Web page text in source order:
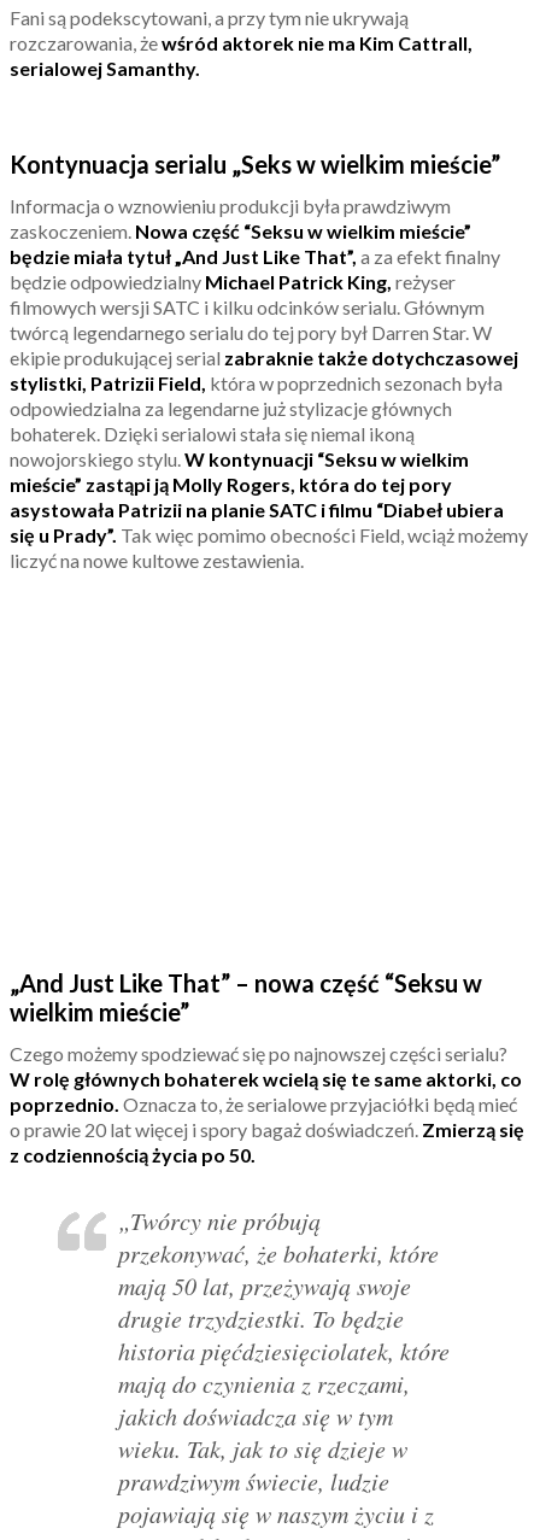
Fani są podekscytowani, a przy tym nie ukrywają
rozczarowania, żewśród aktorek nie ma Kim Cattrall,
serialowej Samanthy.
Kontynuacja serialu „Seks w wielkim mieście”
Informacja o wznowieniu produkcji była prawdziwym
zaskoczeniem. Nowa część “Seksu w wielkim mieście”
będzie miała tytuł „And Just Like That”, a za efekt finalny
będzie odpowiedzialny Michael Patrick King, reżyser
filmowych wersji SATC i kilku odcinków serialu. Głównym
twórcą legendarnego serialu do tej pory był Darren Star. W
ekipie produkującej serial zabraknie także dotychczasowej
stylistki, Patrizii Field, która w poprzednich sezonach była
odpowiedzialna za legendarne już stylizacje głównych
bohaterek. Dzięki serialowi stała się niemal ikoną
nowojorskiego stylu.W kontynuacji “Seksu w wielkim
mieście” zastąpi ją Molly Rogers, która do tej pory
asystowała Patrizii na planie SATC i filmu “Diabeł ubiera
się u Prady”. Tak więc pomimo obecności Field, wciąż możemy
liczyć na nowe kultowe zestawienia.
„And Just Like That” – nowa część “Seksu w
wielkim mieście”
Czego możemy spodziewać się po najnowszej części serialu?
W rolę głównych bohaterek wcielą się te same aktorki, co
poprzednio. Oznacza to, że serialowe przyjaciółki będą mieć
o prawie 20 lat więcej i spory bagaż doświadczeń. Zmierzą się
z codziennością życia po 50.
„Twórcy nie próbują
przekonywać, że bohaterki, które
mają 50 lat, przeżywają swoje
drugie trzydziestki. To będzie
historia pięćdziesięciolatek, które
mają do czynienia z rzeczami,
jakich doświadcza się w tym
wieku. Tak, jak to się dzieje w
prawdziwym świecie, ludzie
pojawiają się w naszym życiu i z